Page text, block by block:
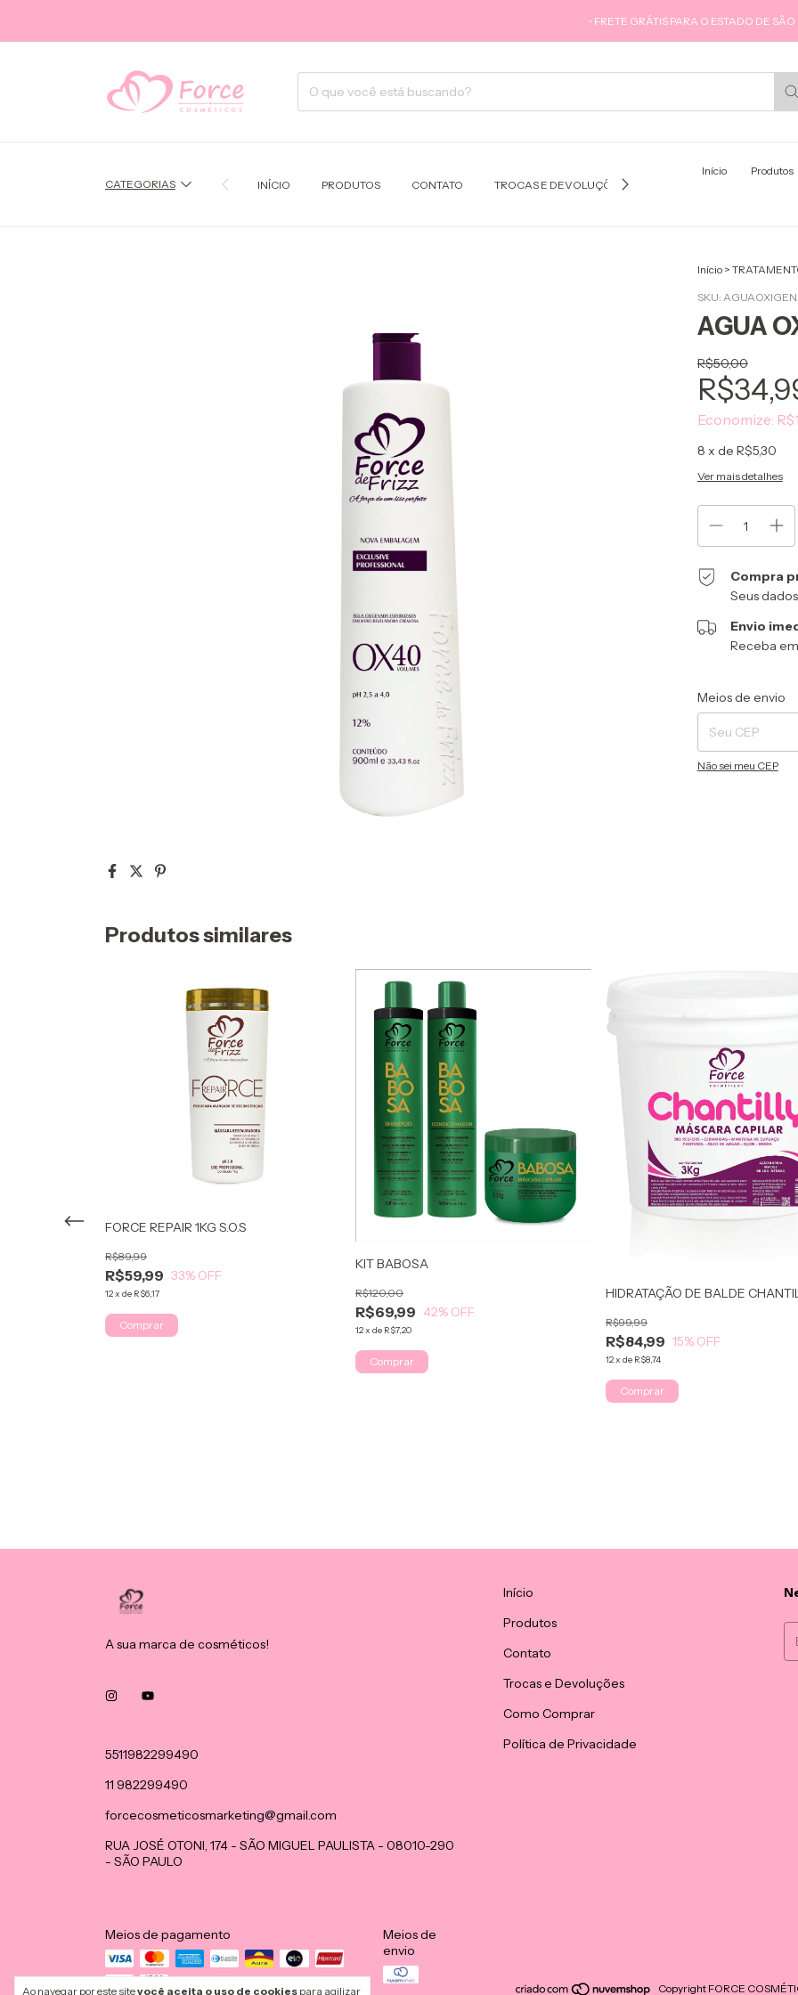
• FRETE GRÁTIS PARA O ESTADO DE SÃO
CATEGORIAS INÍCIO PRODUTOS CONTATO TROCAS E DEVOLUÇÕES
Início Produtos
Ao navegar por este sitevocê aceita o uso de cookies para agilizar
Início >
SKU:
AGUA
R$50,00
Economize:
8 x de R$5,30
Ver mais detalhes
Compra
Seus
Envio
Receba
Entregas para o CEP:
Meios de envio
Não sei meu CEP
Produtos similares
FORCE REPAIR 1KG S.O.S
R$59,99
R$89,99
33% OFF
12x de R$6,17
KIT BABOSA
R$69,99
R$120,00
42% OFF
12x de R$7,20
HIDRATAÇÃO DE BALDE
R$84,99
R$99,99
15% OFF
12x de R$8,74
A sua marca de cosméticos!
5511982299490
11 982299490
forcecosmeticosmarketing@gmail.com
RUA JOSÉ OTONI, 174 - SÃO MIGUEL PAULISTA - 08010-290
- SÃO PAULO
Início
Produtos
Contato
Trocas e Devoluções
Como Comprar
Política de Privacidade
Meios de pagamento
Meios de
envio
Copyright FORCE